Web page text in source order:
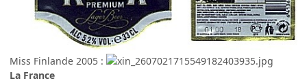
Miss Finlande 2005 :
La France